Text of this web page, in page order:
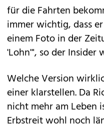
für die Fahrten
immer wichtig, dass
einem Foto in der
'Lohn'", so der Insider
Welche Version
einer klarstellen. Da
nicht mehr am
Erbstreit wohl noch